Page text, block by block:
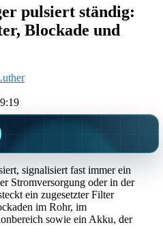
pulsiert ständig:
Blockade und
signalisiert fast immer ein
Stromversorgung oder in der
ein zugesetzter Filter
im Rohr, im
sowie ein Akku, der